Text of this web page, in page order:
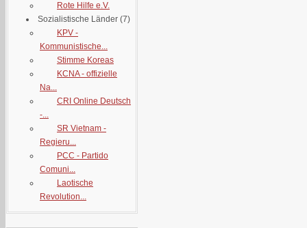
Rote Hilfe e.V.
Sozialistische Länder (7)
KPV -
Kommunistische...
Stimme Koreas
KCNA - offizielle
Na...
CRI Online Deutsch
-...
SR Vietnam -
Regieru...
PCC - Partido
Comuni...
Laotische
Revolution...